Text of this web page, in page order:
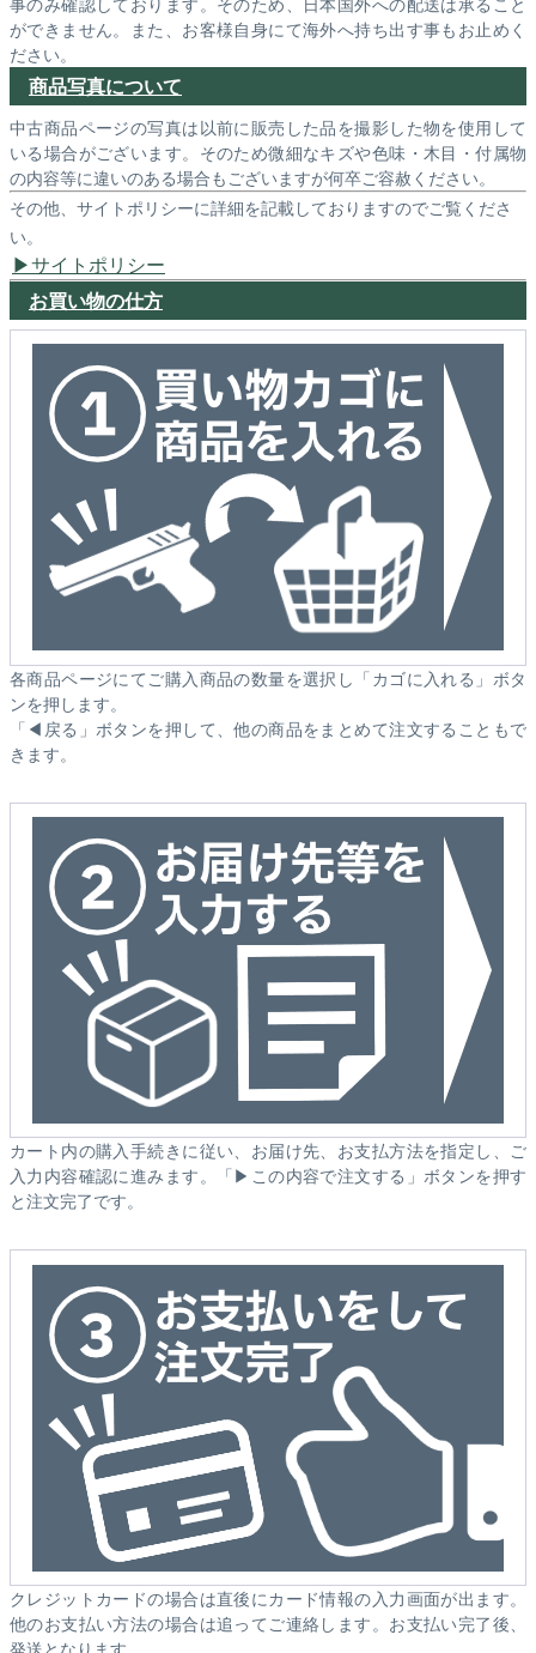
ができません。また、お客様自身にて海外へ持ち出す事もお止めく
ださい。
商品写真について
中古商品ページの写真は以前に販売した品を撮影した物を使用して
いる場合がございます。そのため微細なキズや色味・木目・付属物
の内容等に違いのある場合もございますが何卒ご容赦ください。
その他、サイトポリシーに詳細を記載しておりますのでご覧くださ
い。
サイトポリシー
お買い物の仕方
各商品ページにてご購入商品の数量を選択し「カゴに入れる」ボタ
ンを押します。
「◀戻る」ボタンを押して、他の商品をまとめて注文することもで
きます。
カート内の購入手続きに従い、お届け先、お支払方法を指定し、ご
入力内容確認に進みます。「▶この内容で注文する」ボタンを押す
と注文完了です。
クレジットカードの場合は直後にカード情報の入力画面が出ます。
他のお支払い方法の場合は追ってご連絡します。お支払い完了後、